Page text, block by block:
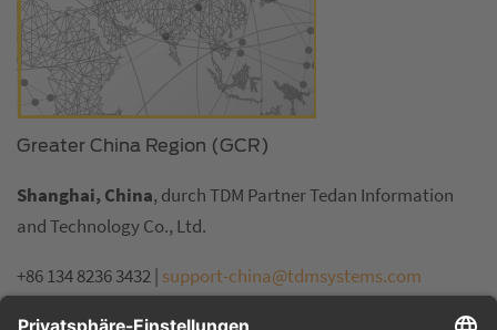
Greater China Region (GCR)
Shanghai, China, durch TDM Partner Tedan Information
and Technology Co., Ltd.
+86 134 8236 3432 | support-china@tdmsystems.com